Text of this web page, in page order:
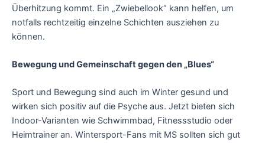
Überhitzung kommt. Ein „Zwiebellook“ kann helfen, um
notfalls rechtzeitig einzelne Schichten ausziehen zu
können.
Bewegung und Gemeinschaft gegen den „Blues“
Sport und Bewegung sind auch im Winter gesund und
wirken sich positiv auf die Psyche aus. Jetzt bieten sich
Indoor-Varianten wie Schwimmbad, Fitnessstudio oder
Heimtrainer an. Wintersport-Fans mit MS sollten sich gut